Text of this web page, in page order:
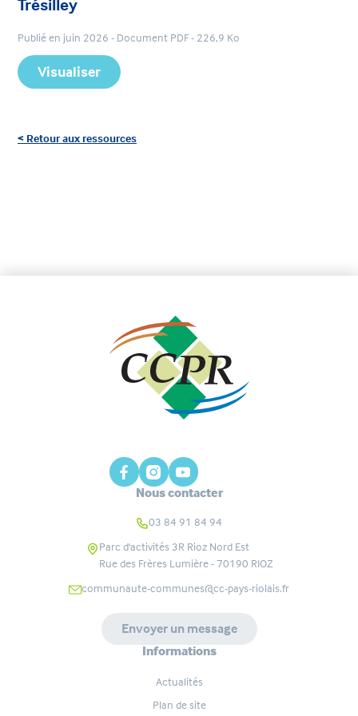
Trésilley
Publié en juin 2026 - Document PDF - 226,9 Ko
Visualiser
< Retour aux ressources
Nous contacter
03 84 91 84 94
Parc d'activités 3R Rioz Nord Est
Rue des Frères Lumière - 70190 RIOZ
communaute-communes@cc-pays-riolais.fr
Envoyer un message
Informations
Actualités
Plan de site